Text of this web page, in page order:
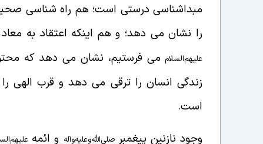
مبداشناسی درستی است؛ هم راه شناسی
را نشان می دهد؛ و هم اینکه اعتقاد به معاد
علیهم‌السلام می فرستیم، نشان می دهد که
زندگی انسان را ترقی می دهد و قرب الهی
است.
وجود نازنین پیغمبر صلی‌الله‌و‌علیه‌و‌آله و ائمه